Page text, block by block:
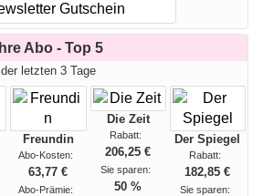
Ihre Abo - Top 5
der letzten 3 Tage
Freundin
Abo-Kosten:
63,77 €
Abo-Prämie:
Die Zeit
Rabatt:
206,25 €
Sie sparen:
50 %
Der Spiegel
Rabatt:
182,85 €
Sie sparen: